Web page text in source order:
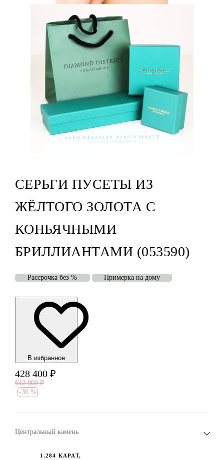
СЕРЬГИ ПУСЕТЫ ИЗ
ЖЁЛТОГО ЗОЛОТА С
КОНЬЯЧНЫМИ
БРИЛЛИАНТАМИ (053590)
Рассрочка без % Примерка на дому
В избранноe
428 400 ₽
612 000 ₽
-30 %
Центральный камень
1.284 КАРАТ,